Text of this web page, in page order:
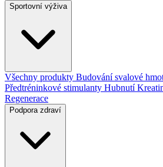
Sportovní výživa
Všechny produkty Budování svalové
Předtréninkové stimulanty Hubnutí
Regenerace
Podpora zdraví